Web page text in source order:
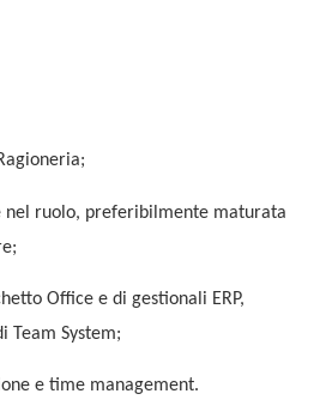
nel ruolo, preferibilmente maturata
Office e di gestionali ERP,
Team System;
e time management.